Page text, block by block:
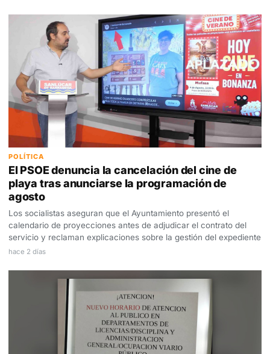
POLÍTICA
El PSOE denuncia la cancelación del cine de
playa tras anunciarse la programación de
agosto
Los socialistas aseguran que el Ayuntamiento presentó el
calendario de proyecciones antes de adjudicar el contrato del
servicio y reclaman explicaciones sobre la gestión del expediente
hace 2 días